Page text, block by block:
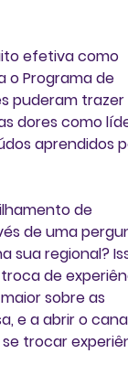
efetiva como
o Programa de
puderam trazer
dores como
aprendidos
de
de uma
sua regional?
de
sobre as
e a abrir o
trocar